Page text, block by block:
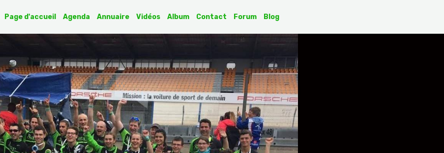
Page d'accueil Agenda Annuaire Vidéos Album Contact Forum Blog